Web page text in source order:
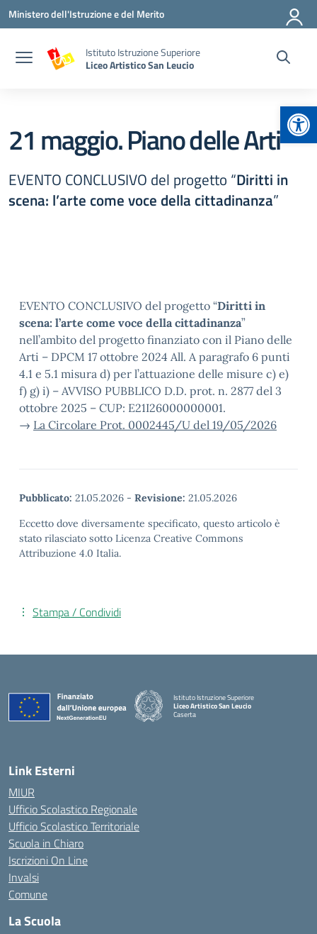
Vai ai contenuti
Vai al menu di navigazione
Vai al footer
Ministero dell'Istruzione e del Merito
Istituto Istruzione Superiore
Liceo Artistico San Leucio
21 maggio. Piano delle Arti
EVENTO CONCLUSIVO del progetto “Diritti in
scena: l’arte come voce della cittadinanza”
EVENTO CONCLUSIVO del progetto “Diritti in
scena: l’arte come voce della cittadinanza”
nell’ambito del progetto finanziato con il Piano delle
Arti – DPCM 17 ottobre 2024 All. A paragrafo 6 punti
4.1 e 5.1 misura d) per l’attuazione delle misure c) e)
f) g) i) – AVVISO PUBBLICO D.D. prot. n. 2877 del 3
ottobre 2025 – CUP: E21I26000000001.
→ La Circolare Prot. 0002445/U del 19/05/2026
Pubblicato: 21.05.2026 - Revisione: 21.05.2026
Eccetto dove diversamente specificato, questo articolo è
stato rilasciato sotto Licenza Creative Commons
Attribuzione 4.0 Italia.
Stampa / Condividi
Istituto Istruzione Superiore
Liceo Artistico San Leucio
Caserta
Link Esterni
MIUR
Ufficio Scolastico Regionale
Ufficio Scolastico Territoriale
Scuola in Chiaro
Iscrizioni On Line
Invalsi
Comune
La Scuola